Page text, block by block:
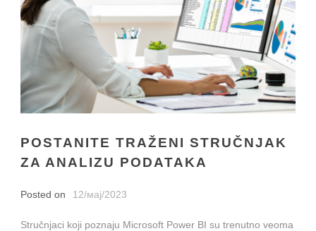
POSTANITE TRAŽENI STRUČNJAK
ZA ANALIZU PODATAKA
Posted on 12/мај/2023
Stručnjaci koji poznaju Microsoft Power BI su trenutno veoma